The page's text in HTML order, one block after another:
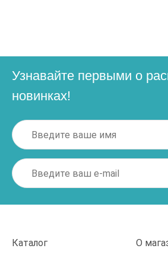
Узнавайте первыми о
новинках!
Каталог О